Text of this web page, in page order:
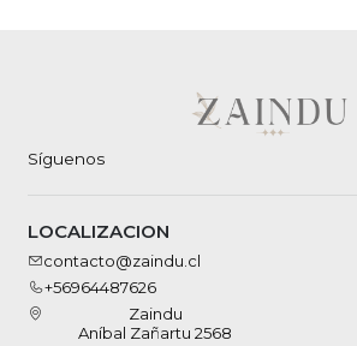
Síguenos
LOCALIZACION
contacto@zaindu.cl
+56964487626
Zaindu
Aníbal Zañartu 2568